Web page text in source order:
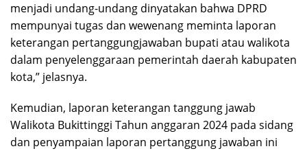
menjadi undang-undang dinyatakan bahwa DPRD
mempunyai tugas dan wewenang meminta laporan
keterangan pertanggungjawaban bupati atau walikota
dalam penyelenggaraan pemerintah daerah kabupaten
kota,” jelasnya.
Kemudian, laporan keterangan tanggung jawab
Walikota Bukittinggi Tahun anggaran 2024 pada sidang
dan penyampaian laporan pertanggung jawaban ini